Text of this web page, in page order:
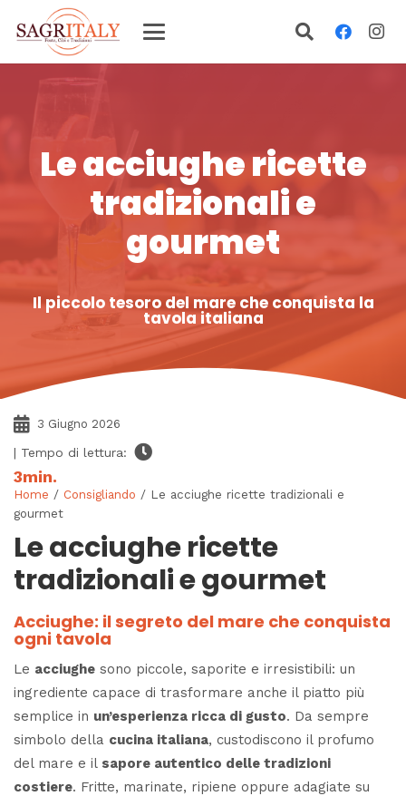
Le acciughe ricette
tradizionali e
gourmet
Il piccolo tesoro del mare che conquista la
tavola italiana
3 Giugno 2026
| Tempo di lettura:
3min.
Home / Consigliando / Le acciughe ricette tradizionali e
gourmet
Le acciughe ricette
tradizionali e gourmet
Acciughe: il segreto del mare che conquista
ogni tavola
Le acciughe sono piccole, saporite e irresistibili: un
ingrediente capace di trasformare anche il piatto più
semplice in un’esperienza ricca di gusto. Da sempre
simbolo della cucina italiana, custodiscono il profumo
del mare e il sapore autentico delle tradizioni
costiere. Fritte, marinate, ripiene oppure adagiate su